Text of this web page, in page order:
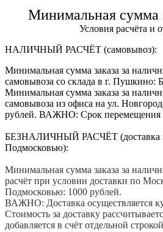
Минимальная сумма
Условия расчёта и
НАЛИЧНЫЙ РАСЧЁТ (самовывоз):
Минимальная сумма заказа за
самовывоза со склада в г. Пушкино:
Минимальная сумма заказа за
самовывоза из офиса на ул.
рублей. ВАЖНО: Срок перемещения
БЕЗНАЛИЧНЫЙ РАСЧЁТ (доставка
Подмосковью):
Минимальная сумма заказа за
расчёт при условии доставки по
Подмосковью: 1000 рублей.
ВАЖНО: Доставка осуществляется
Стоимость за доставку
добавляется в счёт отдельной